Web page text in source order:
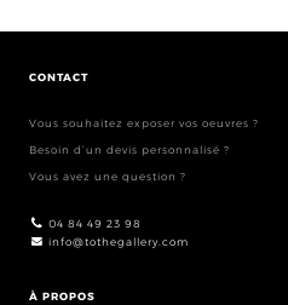
CONTACT
Vous souhaitez exposer vos oeuvres ?
Besoin d’un devis personnalisé ?
Vous avez une question ?
04 84 49 23 98
info@tothegallery.com
À PROPOS